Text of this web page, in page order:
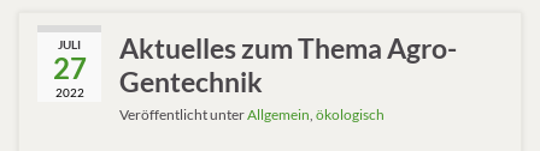
JULI
27
2022
Aktuelles zum Thema Agro-
Gentechnik
Veröffentlicht unterAllgemein ökologisch